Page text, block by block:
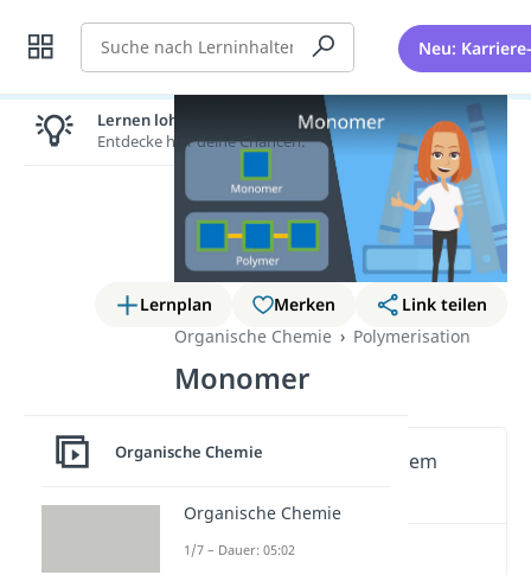
Suche Neu:
Lernplan Merken
Link teilen
Organische Chemie
Polymerisation
Monomer
Wichtige Inhalte in diesem
Lernen lohnt sich!
Entdecke hier deine Chancen.
Organische Chemie
Organische Chemie
1/7 – Dauer: 05:02